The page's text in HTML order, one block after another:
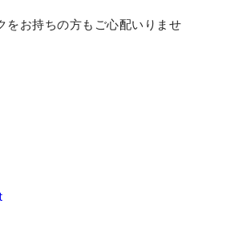
をお持ちの方もご心配いりませ